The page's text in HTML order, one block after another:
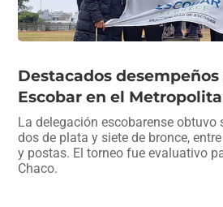
Destacados
Escobar en el
La delegación escobarense obtuvo
dos de plata y siete de bronce,
y postas. El torneo fue evaluativo
Chaco.